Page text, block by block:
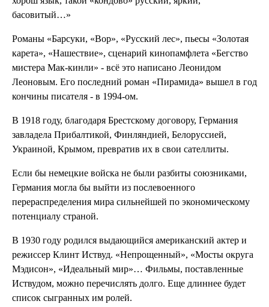
басовитый…»
Романы «Барсуки, «Вор», «Русский лес», пьесы «Золотая
карета», «Нашествие», сценарий кинопамфлета «Бегство
мистера Мак-кинли» - всё это написано Леонидом
Леоновым. Его последний роман «Пирамида» вышел в год
кончины писателя - в 1994-ом.
В 1918 году, благодаря Брестскому договору, Германия
завладела Прибалтикой, Финляндией, Белоруссией,
Украиной, Крымом, превратив их в свои сателлиты.
Если бы немецкие войска не были разбиты союзниками,
Германия могла бы выйти из послевоенного
перераспределения мира сильнейшей по экономическому
потенциалу страной.
В 1930 году родился выдающийся американский актер и
режиссер Клинт Иствуд. «Непрощенный», «Мосты округа
Мэдисон», «Идеальный мир»… Фильмы, поставленные
Иствудом, можно перечислять долго. Еще длиннее будет
список сыгранных им ролей.